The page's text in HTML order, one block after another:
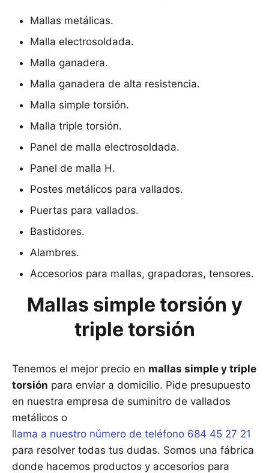
Mallas metálicas.
Malla electrosoldada.
Malla ganadera.
Malla ganadera de alta resistencia.
Malla simple torsión.
Malla triple torsión.
Panel de malla electrosoldada.
Panel de malla H.
Postes metálicos para vallados.
Puertas para vallados.
Bastidores.
Alambres.
Accesorios para mallas, grapadoras, tensores.
Mallas simple torsión y
triple torsión
Tenemos el mejor precio en mallas simple y triple
torsión para enviar a domicilio. Pide presupuesto
en nuestra empresa de suminitro de vallados
metálicos o
llama a nuestro número de teléfono 684 45 27 21
para resolver todas tus dudas. Somos una fábrica
donde hacemos productos y accesorios para